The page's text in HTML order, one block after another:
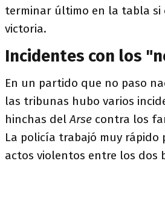
terminar último en la tabla si
victoria.
Incidentes con los
En un partido que no paso
las tribunas hubo varios
hinchas delArse contra los
La policía trabajó muy rápido
actos violentos entre los dos